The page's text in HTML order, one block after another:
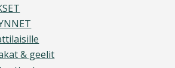
& geelit